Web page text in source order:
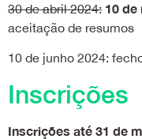
30 de abril 2024: 10 de
aceitação de resumos
10 de junho 2024:
Inscrições
Inscrições até 31 de